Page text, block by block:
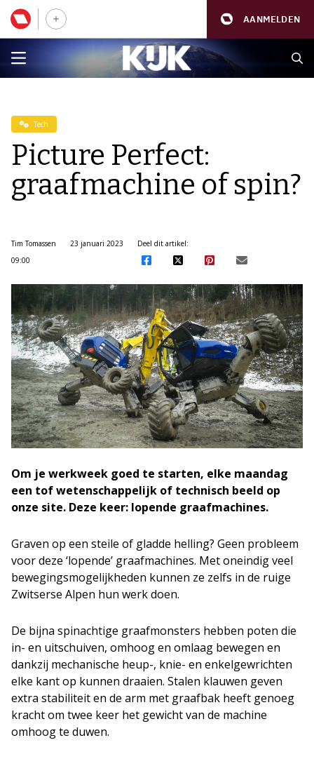
AANMELDEN
Tech
Picture Perfect:
graafmachine of spin?
Tim Tomassen
23 januari 2023
09:00
Deel dit artikel:
Om je werkweek goed te starten, elke maandag
een tof wetenschappelijk of technisch beeld op
onze site. Deze keer: lopende graafmachines.
Graven op een steile of gladde helling? Geen probleem
voor deze ‘lopende’ graafmachines. Met oneindig veel
bewegingsmogelijkheden kunnen ze zelfs in de ruige
Zwitserse Alpen hun werk doen.
De bijna spinachtige graafmonsters hebben poten die
in- en uitschuiven, omhoog en omlaag bewegen en
dankzij mechanische heup-, knie- en enkelgewrichten
elke kant op kunnen draaien. Stalen klauwen geven
extra stabiliteit en de arm met graafbak heeft genoeg
kracht om twee keer het gewicht van de machine
omhoog te duwen.